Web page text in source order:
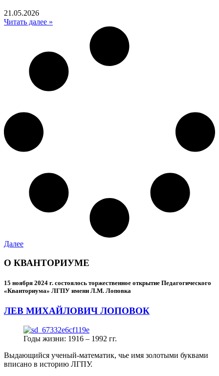
21.05.2026
Читать далее »
Далее
О КВАНТОРИУМЕ
15 ноября 2024 г. состоялось торжественное открытие Педагогического
«Кванториума» ЛГПУ имени Л.М. Лоповка
ЛЕВ МИХАЙЛОВИЧ ЛОПОВОК
Годы жизни: 1916 – 1992 гг.
Выдающийся ученый-математик, чье имя золотыми буквами
вписано в историю ЛГПУ.